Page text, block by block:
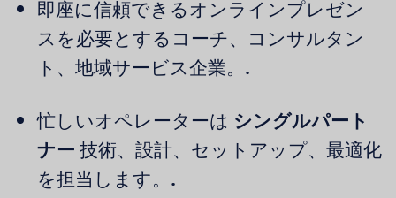
即座に信頼できるオンラインプレゼン
スを必要とするコーチ、コンサルタン
ト、地域サービス企業。.
忙しいオペレーターは シングルパート
ナー技術、設計、セットアップ、最適化
を担当します。.